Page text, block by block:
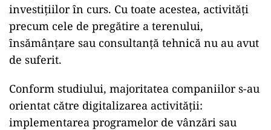
investiţiilor ȋn curs. Cu toate acestea, activităţi
precum cele de pregătire a terenului,
ȋnsămânţare sau consultanţă tehnică nu au avut
de suferit.
Conform studiului, majoritatea companiilor s-au
orientat către digitalizarea activităţii:
implementarea programelor de vânzări sau